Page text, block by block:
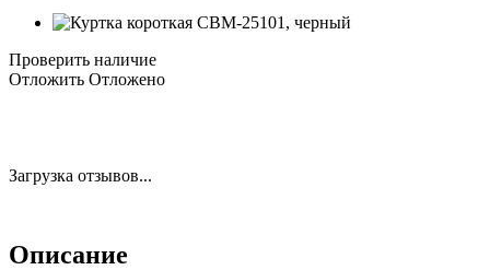
Проверить наличие
Отложить Отложено
Загрузка отзывов...
Описание